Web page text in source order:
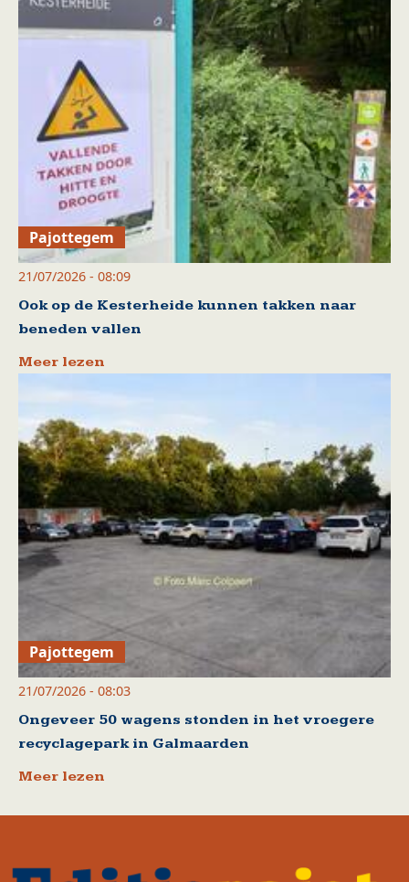
Pajottegem
21/07/2026 - 08:09
Ook op de Kesterheide kunnen takken naar
beneden vallen
Meer lezen
Pajottegem
21/07/2026 - 08:03
Ongeveer 50 wagens stonden in het vroegere
recyclagepark in Galmaarden
Meer lezen